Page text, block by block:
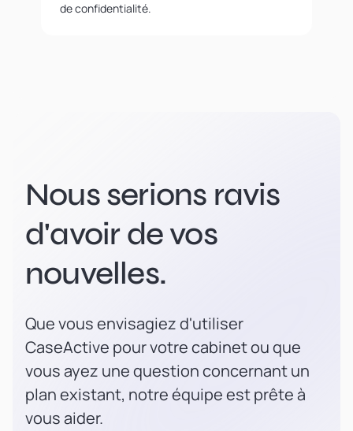
de confidentialité.
Nous serions ravis
d'avoir de vos
nouvelles.
Que vous envisagiez d'utiliser
CaseActive pour votre cabinet ou que
vous ayez une question concernant un
plan existant, notre équipe est prête à
vous aider.